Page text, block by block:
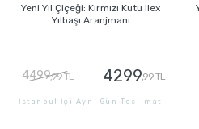
Yeni Yıl Çiçeği: Kırmızı Kutu Ilex
Yılbaşı Aranjmanı
4499,99 TL 4299,99 TL
İstanbul İçi Aynı Gün Teslimat